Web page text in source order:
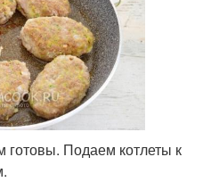
готовы. Подаем котлеты к